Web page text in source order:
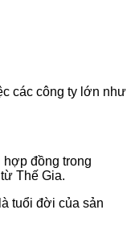
các công ty lớn như
hợp đồng trong
Thế Gia.
tuổi đời của sản